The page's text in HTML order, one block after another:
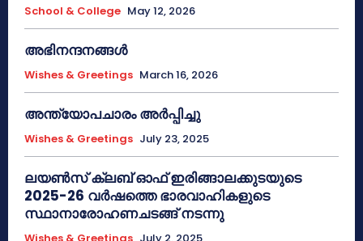
School & College May 12, 2026
അഭിനന്ദനങ്ങൾ
Wishes & Greetings March 16, 2026
അന്ത്യോപചാരം അര്‍പ്പിച്ചു
Wishes & Greetings July 23, 2025
ലയൺസ് ക്ലബ് ഓഫ് ഇരിങ്ങാലക്കുടയുടെ
2025-26 വർഷത്തെ ഭാരവാഹികളുടെ
സ്ഥാനാരോഹണചടങ്ങ് നടന്നു
Wishes & Greetings July 2, 2025